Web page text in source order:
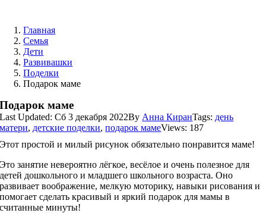
contentГлавная
Семья
Дети
Развивашки
Поделки
Подарок маме
Подарок маме
Last Updated: Сб 3 декабря 2022By Анна КиранTags: день
матери, детские поделки,подарок мамеViews: 187
Этот простой и милый рисунок обязательно понравится маме!
Это занятие невероятно лёгкое, весёлое и очень полезное для
детей дошкольного и младшего школьного возраста. Оно
развивает воображение, мелкую моторику, навыки рисования и
помогает сделать красивый и яркий подарок для мамы в
считанные минуты!